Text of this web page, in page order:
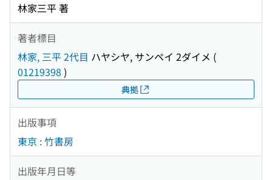
林家三平 著
著者標目
林家, 三平 2代目 ハヤシヤ, サンペイ 2ダイメ (
01219398 )
典拠
出版事項
東京 : 竹書房
出版年月日等